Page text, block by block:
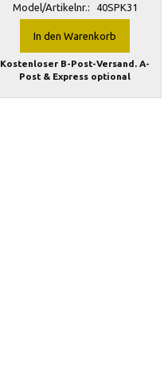
Model/Artikelnr.: 40SPK31
In den Warenkorb
Kostenloser B-Post-Versand. A-
Post & Express optional